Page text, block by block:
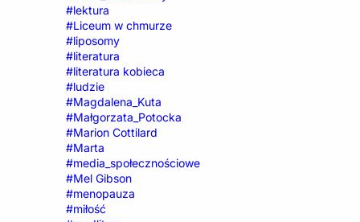
#lektura
#Liceum w chmurze
#liposomy
#literatura
#literatura kobieca
#ludzie
#Magdalena_Kuta
#Małgorzata_Potocka
#Marion Cottilard
#Marta
#media_społecznościowe
#Mel Gibson
#menopauza
#miłość